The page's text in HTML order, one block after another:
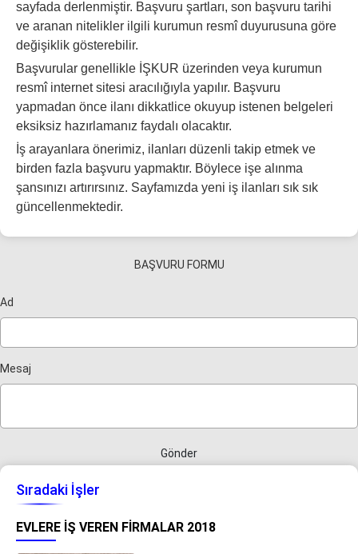
sayfada derlenmiştir. Başvuru şartları, son başvuru tarihi
ve aranan nitelikler ilgili kurumun resmî duyurusuna göre
değişiklik gösterebilir.
Başvurular genellikle İŞKUR üzerinden veya kurumun
resmî internet sitesi aracılığıyla yapılır. Başvuru
yapmadan önce ilanı dikkatlice okuyup istenen belgeleri
eksiksiz hazırlamanız faydalı olacaktır.
İş arayanlara önerimiz, ilanları düzenli takip etmek ve
birden fazla başvuru yapmaktır. Böylece işe alınma
şansınızı artırırsınız. Sayfamızda yeni iş ilanları sık sık
güncellenmektedir.
BAŞVURU FORMU
Ad
Mesaj
Gönder
Sıradaki İşler
EVLERE İŞ VEREN FIRMALAR 2018